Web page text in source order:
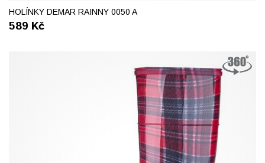
HOLÍNKY DEMAR RAINNY 0050 A
589 Kč